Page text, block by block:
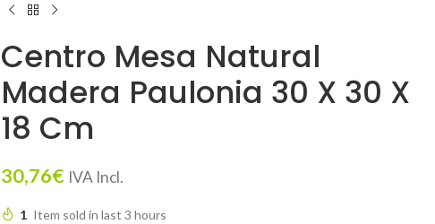
Centro Mesa Natural
Madera Paulonia 30 X 30 X
18 Cm
30,76€ IVA Incl.
1 Item sold in last 3 hours